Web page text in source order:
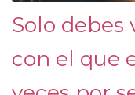
Solo debes
con el que